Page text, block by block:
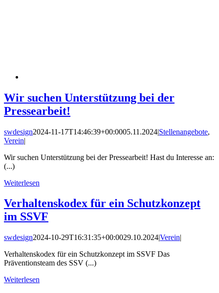
Wir suchen Unterstützung bei der
Pressearbeit!
swdesign2024-11-17T14:46:39+00:0005.11.2024|Stellenangebote,
Verein|
Wir suchen Unterstützung bei der Pressearbeit! Hast du Interesse an:
(...)
Weiterlesen
Verhaltenskodex für ein Schutzkonzept
im SSVF
swdesign2024-10-29T16:31:35+00:0029.10.2024|Verein|
Verhaltenskodex für ein Schutzkonzept im SSVF Das
Präventionsteam des SSV (...)
Weiterlesen